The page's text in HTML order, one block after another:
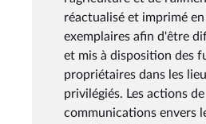
réactualisé et imprimé
exemplaires afin d'être
et mis à disposition des
propriétaires dans les
privilégiés. Les actions de
communications envers